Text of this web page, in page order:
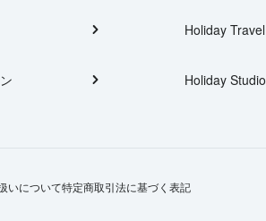
Holiday Travel
Holiday Studio
いについて特定商取引法に基づく表記